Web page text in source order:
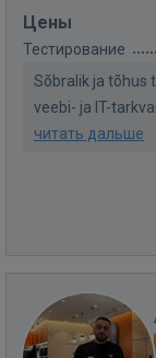
Цены
Тестирование
Sõbralik ja tõhus
veebi- ja IT-
читать дальше